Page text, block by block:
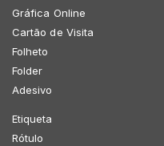
Gráfica Online
Cartão de Visita
Folheto
Folder
Adesivo
Etiqueta
Rótulo